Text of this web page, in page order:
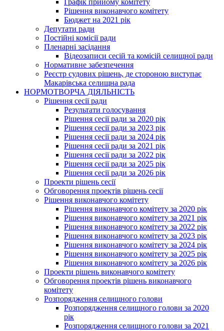
Графік прийому комітету
Рішення виконавчого комітету
Бюджет на 2021 рік
Депутати ради
Постійні комісії ради
Пленарні засідання
Відеозаписи сесій та комісій селищної ради
Нормативне забезпечення
Реєстр судових рішень, де стороною виступає
Макарівська селищна рада
НОРМОТВОРЧА ДІЯЛЬНІСТЬ
Рішення сесії ради
Результати голосування
Рішення сесії ради за 2020 рік
Рішення сесії ради за 2023 рік
Рішення сесії ради за 2024 рік
Рішення сесії ради за 2021 рік
Рішення сесії ради за 2022 рік
Рішення сесії ради за 2025 рік
Рішення сесії ради за 2026 рік
Проекти рішень сесії
Обговорення проектів рішень сесії
Рішення виконавчого комітету
Рішення виконавчого комітету за 2020 рік
Рішення виконавчого комітету за 2021 рік
Рішення виконавчого комітету за 2022 рік
Рішення виконавчого комітету за 2023 рік
Рішення виконавчого комітету за 2024 рік
Рішення виконавчого комітету за 2025 рік
Рішення виконавчого комітету за 2026 рік
Проекти рішень виконавчого комітету
Обговорення проектів рішень виконавчого
комітету
Розпорядження селищного голови
Розпорядження селищного голови за 2020
рік
Розпорядження селищного голови за 2021